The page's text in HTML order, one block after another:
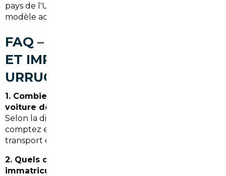
pays de l'Union peut être la solution pour trouver le
modèle adapté à vos besoins dans le Pays Basque.
FAQ – COURTIER AUTOMOBILE
ET IMPORT DE VOITURE À
URRUGNE
1. Combien de temps prend l'import d'une
voiture depuis l'Allemagne jusqu'à Urrugne ?
Selon la disponibilité du véhicule et les formalités,
comptez entre 2 et 6 semaines pour la recherche, le
transport et l'immatriculation.
2. Quels documents sont nécessaires pour
immatriculer une voiture importée ?